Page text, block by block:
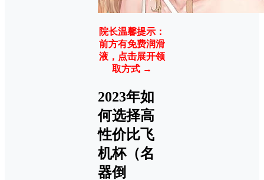
院长温馨提示：
前方有免费润滑
液，点击展开领
取方式 →
2023年如
何选择高
性价比飞
机杯（名
器倒